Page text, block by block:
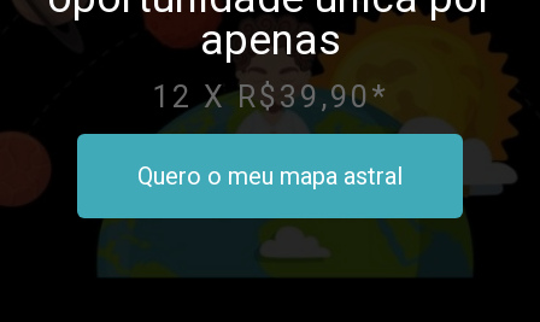
apenas
12 X R$39,90*
Quero o meu mapa astral